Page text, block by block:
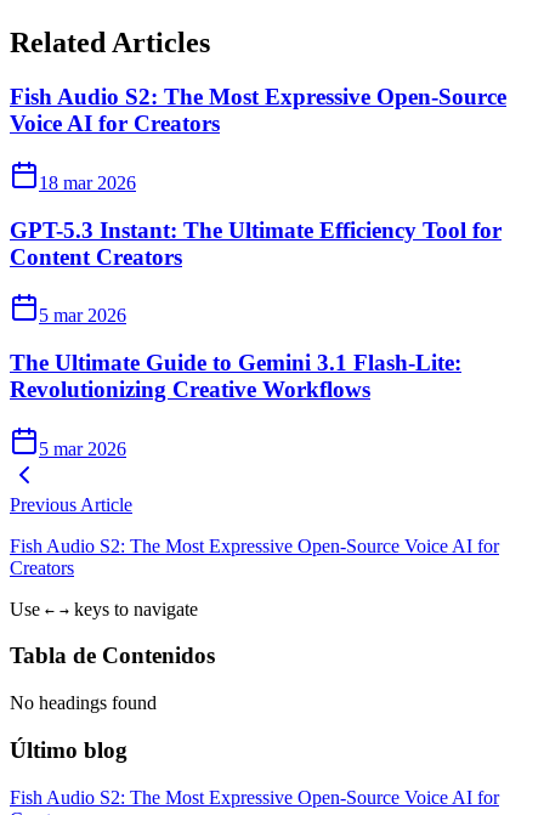
Related Articles
Fish Audio S2: The Most Expressive Open-Source
Voice AI for Creators
18 mar 2026
GPT-5.3 Instant: The Ultimate Efficiency Tool for
Content Creators
5 mar 2026
The Ultimate Guide to Gemini 3.1 Flash-Lite:
Revolutionizing Creative Workflows
5 mar 2026
Previous Article
Fish Audio S2: The Most Expressive Open-Source Voice AI for
Creators
Use ← → keys to navigate
Tabla de Contenidos
No headings found
Último blog
Fish Audio S2: The Most Expressive Open-Source Voice AI for